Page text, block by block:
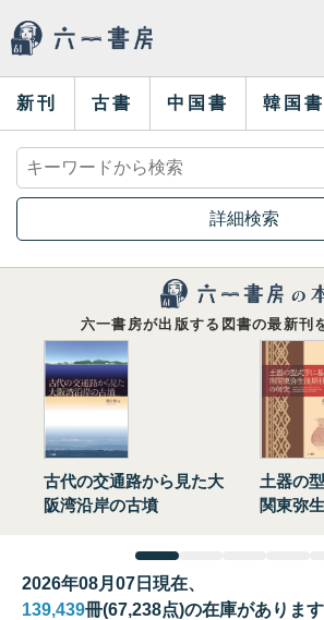
新刊 古書 中国書 韓国書
詳細検索
六一書房が出版する図書の最新刊
古代の交通路から見た大
阪湾沿岸の古墳
土器の
関東弥
2026年08月07日現在、
139,439冊(67,238点)の在庫があります